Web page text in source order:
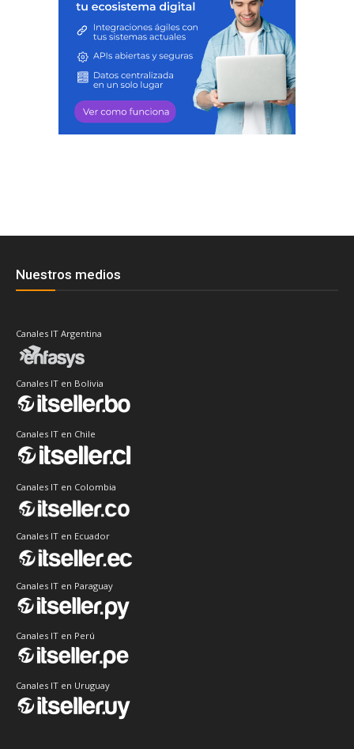
Nuestros medios
Canales IT Argentina
Canales IT en Bolivia
Canales IT en Chile
Canales IT en Colombia
Canales IT en Ecuador
Canales IT en Paraguay
Canales IT en Perú
Canales IT en Uruguay